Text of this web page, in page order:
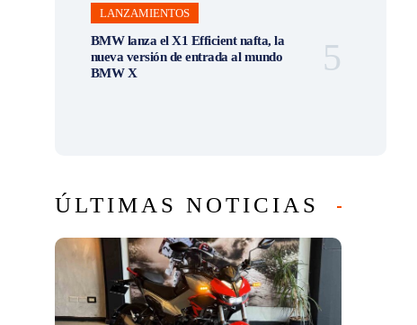
LANZAMIENTOS
BMW lanza el X1 Efficient nafta, la
nueva versión de entrada al mundo
BMW X
ÚLTIMAS NOTICIAS